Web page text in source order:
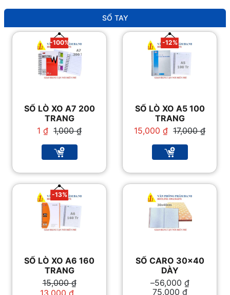
SỔ TAY
-100%
SỔ LÒ XO A7 200
TRANG
1,000₫
Giá
là:
1,000 ₫.
1₫
Giá
tại
là:
-12%
SỔ LÒ XO A5 100
TRANG
17,000₫
Giá
là:
17,000 ₫.
15,000₫ Giá
tại
là:
-13%
SỔ LÒ XO A6 160
TRANG
15,000₫
Giá
gốc
13,000 ₫
Giá
hiện
SỔ CARO 30×40
DÀY
56,000 ₫
–
75,000 ₫
Khoảng
giá: